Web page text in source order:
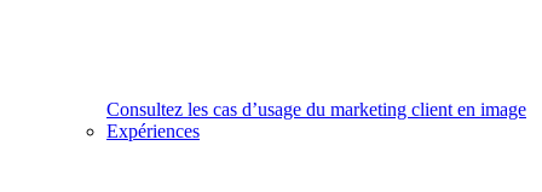
Consultez les cas d’usage du marketing client en image
Expériences